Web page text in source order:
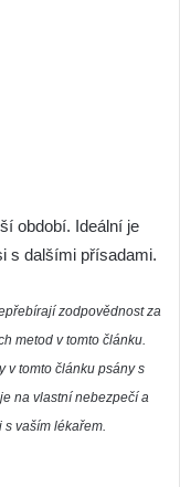
období. Ideální je
s dalšími přísadami.
zodpovědnost za
metod v tomto článku.
v tomto článku psány s
na vlastní nebezpečí a
vaším lékařem.